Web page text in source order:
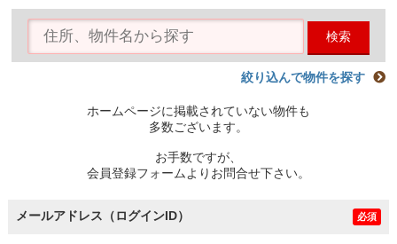
検索
絞り込んで物件を探す
ホームページに掲載されていない物件も
多数ございます。
お手数ですが、
会員登録フォームよりお問合せ下さい。
メールアドレス（ログインID） 必須